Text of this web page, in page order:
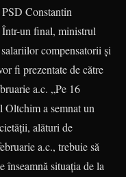
Constantin
un final, ministrul
compensatorii și
fi prezentate de către
a.c. „Pe 16
Oltchim a semnat un
alături de
a.c., trebuie să
înseamnă situația de la